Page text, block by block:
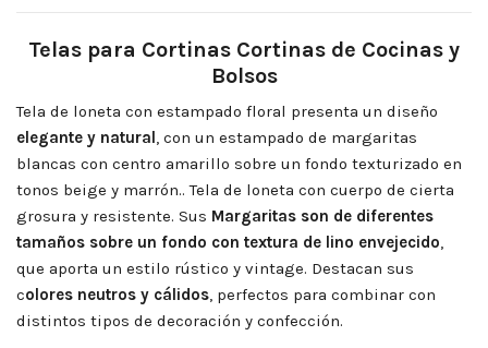
Telas para Cortinas Cortinas de Cocinas y
Bolsos
Tela de loneta con estampado floral presenta un diseño
elegante y natural, con un estampado de margaritas
blancas con centro amarillo sobre un fondo texturizado en
tonos beige y marrón.. Tela de loneta con cuerpo de cierta
grosura y resistente. Sus Margaritas son de diferentes
tamaños sobre un fondo con textura de lino envejecido,
que aporta un estilo rústico y vintage. Destacan sus
colores neutros y cálidos, perfectos para combinar con
distintos tipos de decoración y confección.